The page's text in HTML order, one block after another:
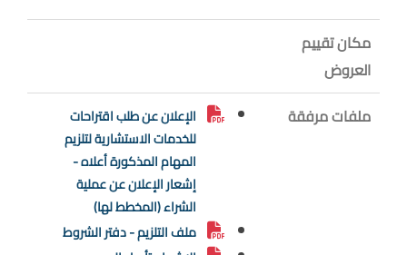
مكان تقييم
العروض
ملفات مرفقة
الإعلان عن طلب اقتراحات
للخدمات الاستشارية لتلزيم
المهام المذكورة أعلاه -
إشعار الإعلان عن عملية
الشراء (المخطط لها)
ملف التلزيم - دفتر الشروط